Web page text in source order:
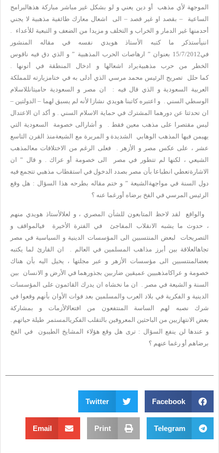
الموجهة لأي مذهب أو دين يعني و لو بشكل غير مباشر مباركة هذهالبرامج
الساعية – بقصد او غير قصد – الى اشعال معارك طائفية مذهبية لا يجني
أحدمنها غير الدمار و الخراب و التخلف و مزيدا من الضعف و التبعية للأعداء .
اننيأستذكر ما كتبه الأستاذ هويدي نفسه في مقاله المنشور
في15/7/2012 بعنوان ” ارهاصات الحرب المذهبية ” و الذي دق فيه ناقوس
الخطر من حرب مذهبيةيراد اشعالها و ادخال المنطقة في أتونها .
كما حلل تصريح الرئيس محمد مرسي الذي أدلى به في ختامزيارته للمملكة
العربية السعودية و الذي قال فيه : ان مصر و السعودية حاميتانللاسلام
الوسطي السني . و اعتبره كاتبنا هويدي نشازا لأنه لم يسبق لهما – الدولتين –
ان تحدثتا عن دورهما المشترك في حماية الاسلام السني . و أكد ان الاعتدال
ليس مقتصرا على مذهب معين فقط . و أشارالى خصومة السعودية التي
يهيمن فيها المذهب الوهابي الشديدة و المريرة مع الشيعةمنذ القرن التاسع
عشر ، على عكس مصر و الأزهر . فعلى الرغم من الاختلافات معالمذهب
الشيعي ، لكنها لم تتطور في مصر الى خصومة أو عراك . و قال ” ان
الاشارةتعطي انطباعا بأن مصر بصدد الدخول في استقطاب مذهبي تتجمع فيه
دول السنة في مواجهةالشيعة ” و ختم مقاله بطرحه هذا السؤال : هل وقع
الرئيس المرسي في الفخ برضاه أورغما عنه ؟
والواقع لقد لاحظ المتابعون للشأن المصري ، و لعلالأستاذ هويدي منهم
، حدوث ما يشبه الانقلاب المفاجئ في الفترة الأخيرة فيالمواقف و
التصريحات لبعض المنتسبين الى المؤسسات الدينية و السياسية في مصر
تجاهالعلاقة بين أبرز مذاهب المسلمين في العالم . ان القارئ لما يكتبه
بعضالمنتسبين الى مؤسسات الأزهر و عبر مجلتها ، يخيل اليه بأن هناك
خصومة و عراكامذهبيين عميقين ضاربين بجذورهما في الأرض و الانسان بين
السنة و الشيعة في مصر . ان ما نخشاه ان يدرك القائمون على المؤسسات
الدينية و الفكرية في بلاد العرب والمسلمين بعد فوات الأوان بأنهم وقعوا في
شرك نصبه لهم الساسة المنتفعون من افتعالالأزمات و بمشاركة
بعض الانتهازيين من الباحثين المعروفين بالتقلب الفكريالمستمر طيلة حياتهم .
و عندها لن ينفع السؤال : ترى هل وقع هؤلاء المشايخ الطيبون في الفخ
برضاهم أو رغما عنهم ؟
Facebook
Twitter
Telegram
Print
Email